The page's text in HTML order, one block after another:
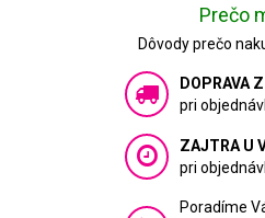
Prečo
Dôvody prečo
DOPRAVA
pri
ZAJTRA U
pri
Poradíme